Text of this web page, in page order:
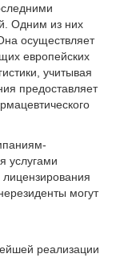
Одним из них
осуществляет
европейских
учитывая
предоставляет
услугами
могут
реализации